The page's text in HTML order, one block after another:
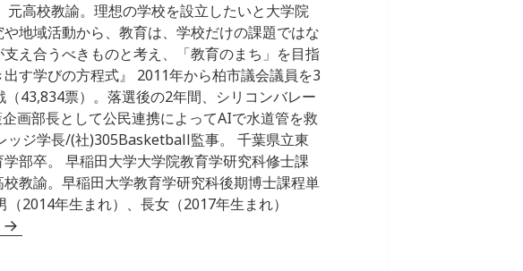
高校教諭。理想の学校を設立したいと大学院
地域活動から、教育は、学校だけの課題ではな
え合うべきものと考え、「教育のまち」を目指
す学びの方程式』 2011年から柏市議会議員を3
43,834票）。落選後の2年間、シリコンバレー
画部長として公民連携によってAIで水道管を救
ッジ学長/(社)305Basketball監事。 千葉県立東
部卒。 早稲田大学大学院教育学研究科修士課
教諭。早稲田大学教育学研究科後期博士課程単
2014年生まれ）、長女（2017年生まれ）